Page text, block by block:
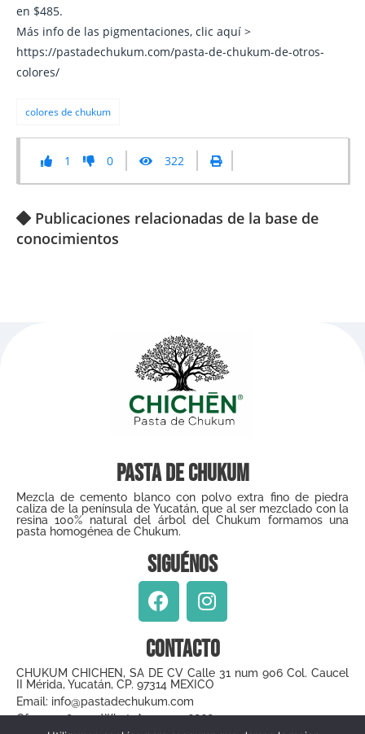
en $485.
Más info de las pigmentaciones, clic aquí >
https://pastadechukum.com/pasta-de-chukum-de-otros-
colores/
colores de chukum
1 0 322
Publicaciones relacionadas de la base de
conocimientos
Pasta de Chukum
Mezcla de cemento blanco con polvo extra fino de piedra
caliza de la península de Yucatán, que al ser mezclado con la
resina 100% natural del árbol del Chukum formamos una
pasta homogénea de Chukum.
Siguénos
Contacto
CHUKUM CHICHEN, SA DE CV Calle 31 num 906 Col. Caucel
II Mérida, Yucatán, CP. 97314 MEXICO
Email: info@pastadechukum.com
Of. 9999483244 WhatsApp 9999686801